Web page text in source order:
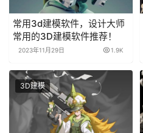
常用3d建模软件，设计大师
常用的3D建模软件推荐！
2023年11月29日 1.9K
3D建模